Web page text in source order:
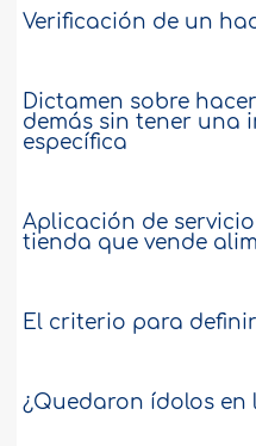
Verificación de un
Dictamen sobre
demás sin tener una
específica
Aplicación de
tienda que vende
El criterio para definir
¿Quedaron ídolos en